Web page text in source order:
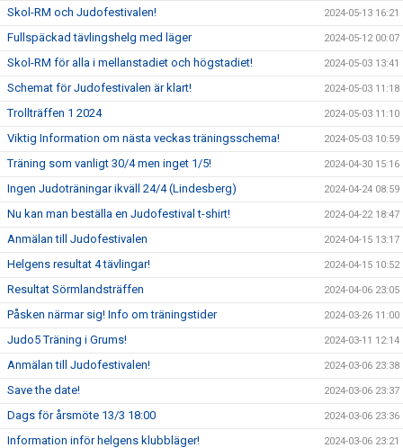
Skol-RM och Judofestivalen! 2024-05-13 16:21
Fullspäckad tävlingshelg med läger 2024-05-12 00:07
Skol-RM för alla i mellanstadiet och högstadiet! 2024-05-03 13:41
Schemat för Judofestivalen är klart! 2024-05-03 11:18
Trollträffen 1 2024 2024-05-03 11:10
Viktig Information om nästa veckas träningsschema! 2024-05-03 10:59
Träning som vanligt 30/4 men inget 1/5! 2024-04-30 15:16
Ingen Judoträningar ikväll 24/4 (Lindesberg) 2024-04-24 08:59
Nu kan man beställa en Judofestival t-shirt! 2024-04-22 18:47
Anmälan till Judofestivalen 2024-04-15 13:17
Helgens resultat 4 tävlingar! 2024-04-15 10:52
Resultat Sörmlandsträffen 2024-04-06 23:05
Påsken närmar sig! Info om träningstider 2024-03-26 11:00
Judo5 Träning i Grums! 2024-03-11 12:14
Anmälan till Judofestivalen! 2024-03-06 23:38
Save the date! 2024-03-06 23:37
Dags för årsmöte 13/3 18:00 2024-03-06 23:36
Information inför helgens klubbläger! 2024-03-06 23:21